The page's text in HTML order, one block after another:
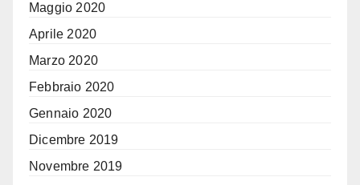
Maggio 2020
Aprile 2020
Marzo 2020
Febbraio 2020
Gennaio 2020
Dicembre 2019
Novembre 2019